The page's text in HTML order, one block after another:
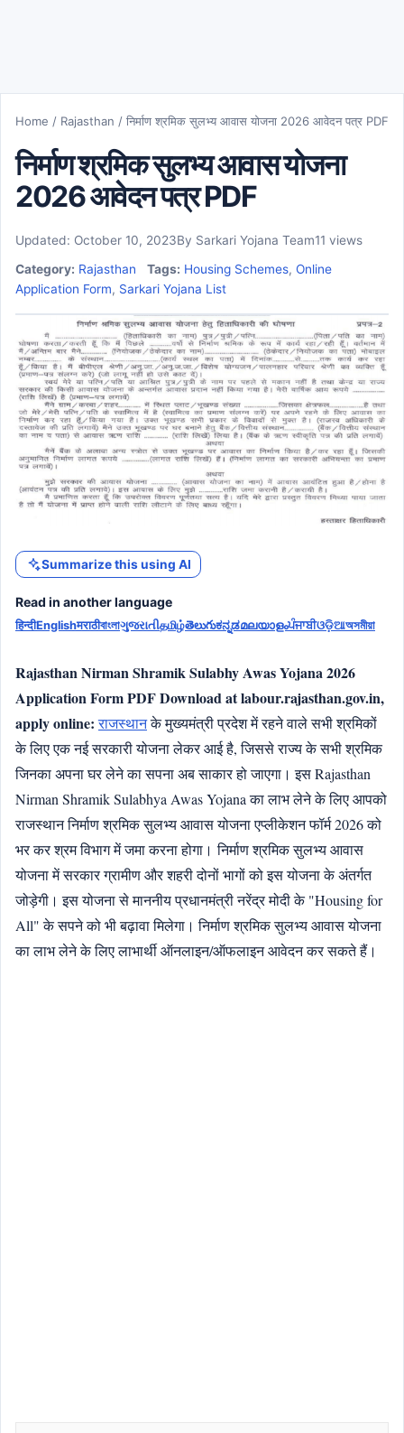
Home / Rajasthan / निर्माण श्रमिक सुलभ्य आवास योजना 2026 आवेदन पत्र PDF
निर्माण श्रमिक सुलभ्य आवास योजना
2026 आवेदन पत्र PDF
Updated: October 10, 2023By Sarkari Yojana Team11 views
Category: Rajasthan Tags: Housing Schemes, Online
Application Form, Sarkari Yojana List
Summarize this using AI
Read in another language
हिन्दीEnglishमराठीবাংলাગુજરાતીதமிழ்తెలుగుಕನ್ನಡമലയാളംਪੰਜਾਬੀଓଡ଼ିଆঅসমীয়া
Rajasthan Nirman Shramik Sulabhy Awas Yojana 2026
Application Form PDF Download at labour.rajasthan.gov.in,
apply online: राजस्थानके मुख्यमंत्री प्रदेश में रहने वाले सभी श्रमिकों
के लिए एक नईसरकारी योजनालेकर आई है, जिससे राज्य के सभी श्रमिक
जिनका अपना घर लेने का सपना अब साकार हो जाएगा। इस Rajasthan
Nirman Shramik Sulabhya Awas Yojana का लाभ लेने के लिए आपको
राजस्थान निर्माण श्रमिक सुलभ्य आवास योजना एप्लीकेशन फॉर्म 2026 को
भर कर श्रम विभाग में जमा करना होगा। निर्माण श्रमिक सुलभ्य आवास
योजना में सरकार ग्रामीण और शहरी दोनों भागों को इस योजना के अंतर्गत
जोड़ेगी। इस योजना से माननीय प्रधानमंत्री नरेंद्र मोदी के "Housing for
All" के सपने को भी बढ़ावा मिलेगा। निर्माण श्रमिक सुलभ्य आवास योजना
का लाभ लेने के लिए लाभार्थी ऑनलाइन/ऑफलाइन आवेदन कर सकते हैं।